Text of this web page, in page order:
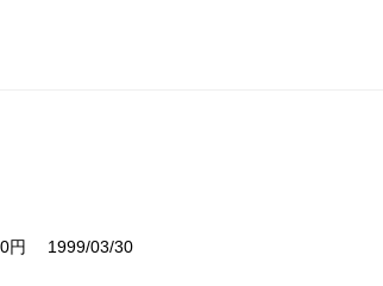
円 1999/03/30